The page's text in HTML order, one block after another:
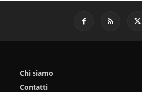
Chi siamo
Contatti